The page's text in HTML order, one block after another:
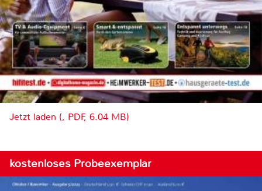
Jetzt laden (, PDF, 6.04 MB)
kostenloses Probeexemplar